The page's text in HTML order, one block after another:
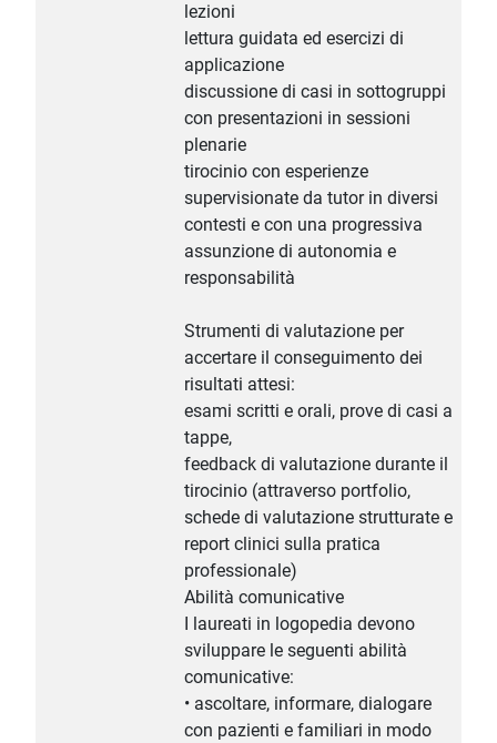
lezioni
lettura guidata ed esercizi di
applicazione
discussione di casi in sottogruppi
con presentazioni in sessioni
plenarie
tirocinio con esperienze
supervisionate da tutor in diversi
contesti e con una progressiva
assunzione di autonomia e
responsabilità
Strumenti di valutazione per
accertare il conseguimento dei
risultati attesi:
esami scritti e orali, prove di casi a
tappe,
feedback di valutazione durante il
tirocinio (attraverso portfolio,
schede di valutazione strutturate e
report clinici sulla pratica
professionale)
Abilità comunicative
I laureati in logopedia devono
sviluppare le seguenti abilità
comunicative:
• ascoltare, informare, dialogare
con pazienti e familiari in modo